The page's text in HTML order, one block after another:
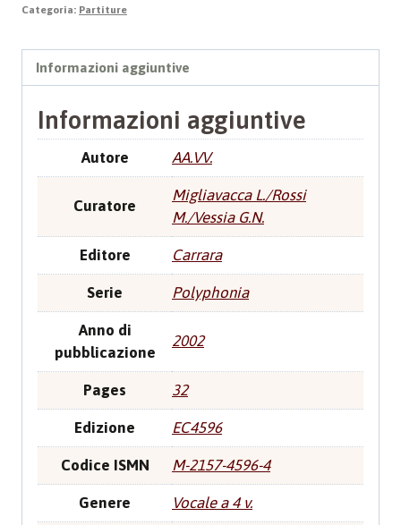
-
quantità
Categoria: Partiture
Informazioni aggiuntive
Informazioni aggiuntive
Autore AA.VV.
Curatore
Migliavacca L./Rossi
M./Vessia G.N.
Editore Carrara
Serie Polyphonia
Anno di
pubblicazione
2002
Pages 32
Edizione EC4596
Codice ISMN M-2157-4596-4
Genere Vocale a 4 v.